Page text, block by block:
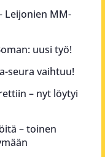
Leijonien MM-
uusi työ!
seura vaihtuu!
– nyt löytyi
– toinen